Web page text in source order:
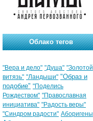
Облако тегов
"Вера и дело" "Душа" "Золотой
витязь" "Ландыши" "Образ и
подобие" "Поделись
Рождеством" "Православная
инициатива" "Радость веры"
"Синдром радости" Аборигены